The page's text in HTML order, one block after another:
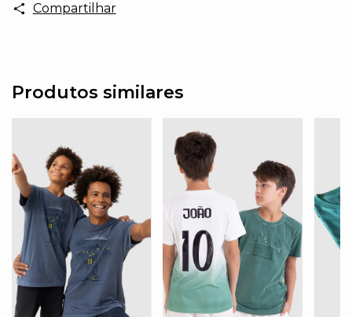
Compartilhar
Produtos similares